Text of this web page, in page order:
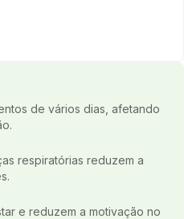
de vários dias, afetando
respiratórias reduzem a
e reduzem a motivação no